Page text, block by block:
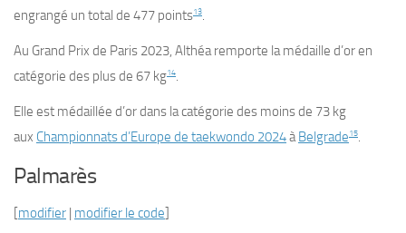
engrangé un total de 477 points13.
Au Grand Prix de Paris 2023, Althéa remporte la médaille d’or en
catégorie des plus de 67 kg14.
Elle est médaillée d’or dans la catégorie des moins de 73 kg
aux Championnats d’Europe de taekwondo 2024àBelgrade15.
Palmarès
[modifier | modifier le code]